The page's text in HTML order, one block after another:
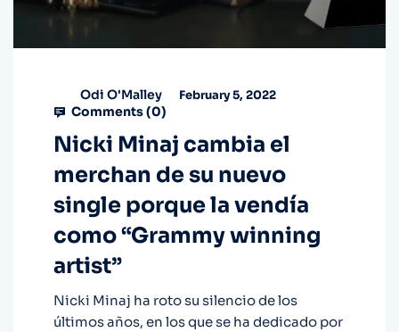
Odi O'Malley February 5, 2022
Comments (0)
Nicki Minaj cambia el
merchan de su nuevo
single porque la vendía
como “Grammy winning
artist”
Nicki Minaj ha roto su silencio de los
últimos años, en los que se ha dedicado por